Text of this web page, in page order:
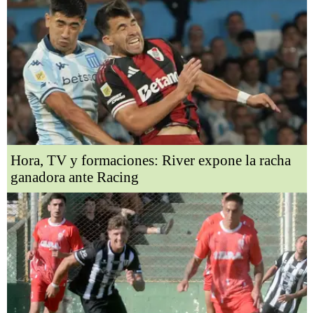
Hora, TV y formaciones: River expone la racha
ganadora ante Racing